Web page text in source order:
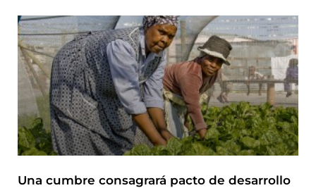
Una cumbre consagrará pacto de desarrollo